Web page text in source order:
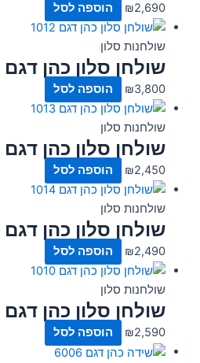
₪2,690 הוספה לסל
שולחנות סלון
שולחן סלון כהן דגם 1012
₪3,800 הוספה לסל
שולחנות סלון
שולחן סלון כהן דגם 1013
₪2,450 הוספה לסל
שולחנות סלון
שולחן סלון כהן דגם 1014
₪2,490 הוספה לסל
שולחנות סלון
שולחן סלון כהן דגם 1010
₪2,590 הוספה לסל